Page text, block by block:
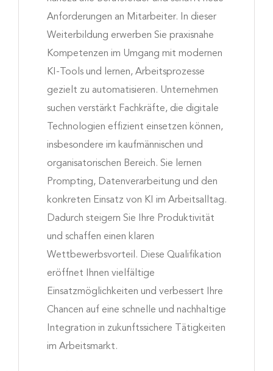
Anforderungen an Mitarbeiter. In dieser
Weiterbildung erwerben Sie praxisnahe
Kompetenzen im Umgang mit modernen
KI-Tools und lernen, Arbeitsprozesse
gezielt zu automatisieren. Unternehmen
suchen verstärkt Fachkräfte, die digitale
Technologien effizient einsetzen können,
insbesondere im kaufmännischen und
organisatorischen Bereich. Sie lernen
Prompting, Datenverarbeitung und den
konkreten Einsatz von KI im Arbeitsalltag.
Dadurch steigern Sie Ihre Produktivität
und schaffen einen klaren
Wettbewerbsvorteil. Diese Qualifikation
eröffnet Ihnen vielfältige
Einsatzmöglichkeiten und verbessert Ihre
Chancen auf eine schnelle und nachhaltige
Integration in zukunftssichere Tätigkeiten
im Arbeitsmarkt.